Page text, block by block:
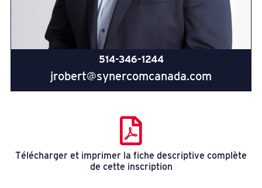
514-346-1244
jrobert@synercomcanada.com
Télécharger et imprimer la fiche descriptive complète
de cette inscription